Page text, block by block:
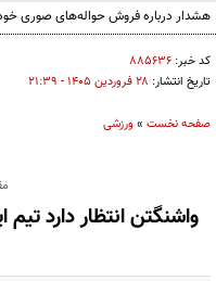
هشدار درباره فروش حواله‌های صوری
کد خبر: ۸۸۵۶۳۶
تاریخ انتشار: ۲۸ فروردين ۱۴۰۵ - ۲۱:۳۹
صفحه نخست »ورزشی
واشنگتن انتظار دارد